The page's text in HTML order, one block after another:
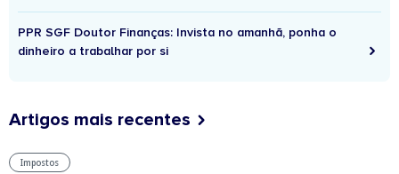
PPR SGF Doutor Finanças: Invista no amanhã, ponha o
dinheiro a trabalhar por si
Artigos mais recentes
Impostos